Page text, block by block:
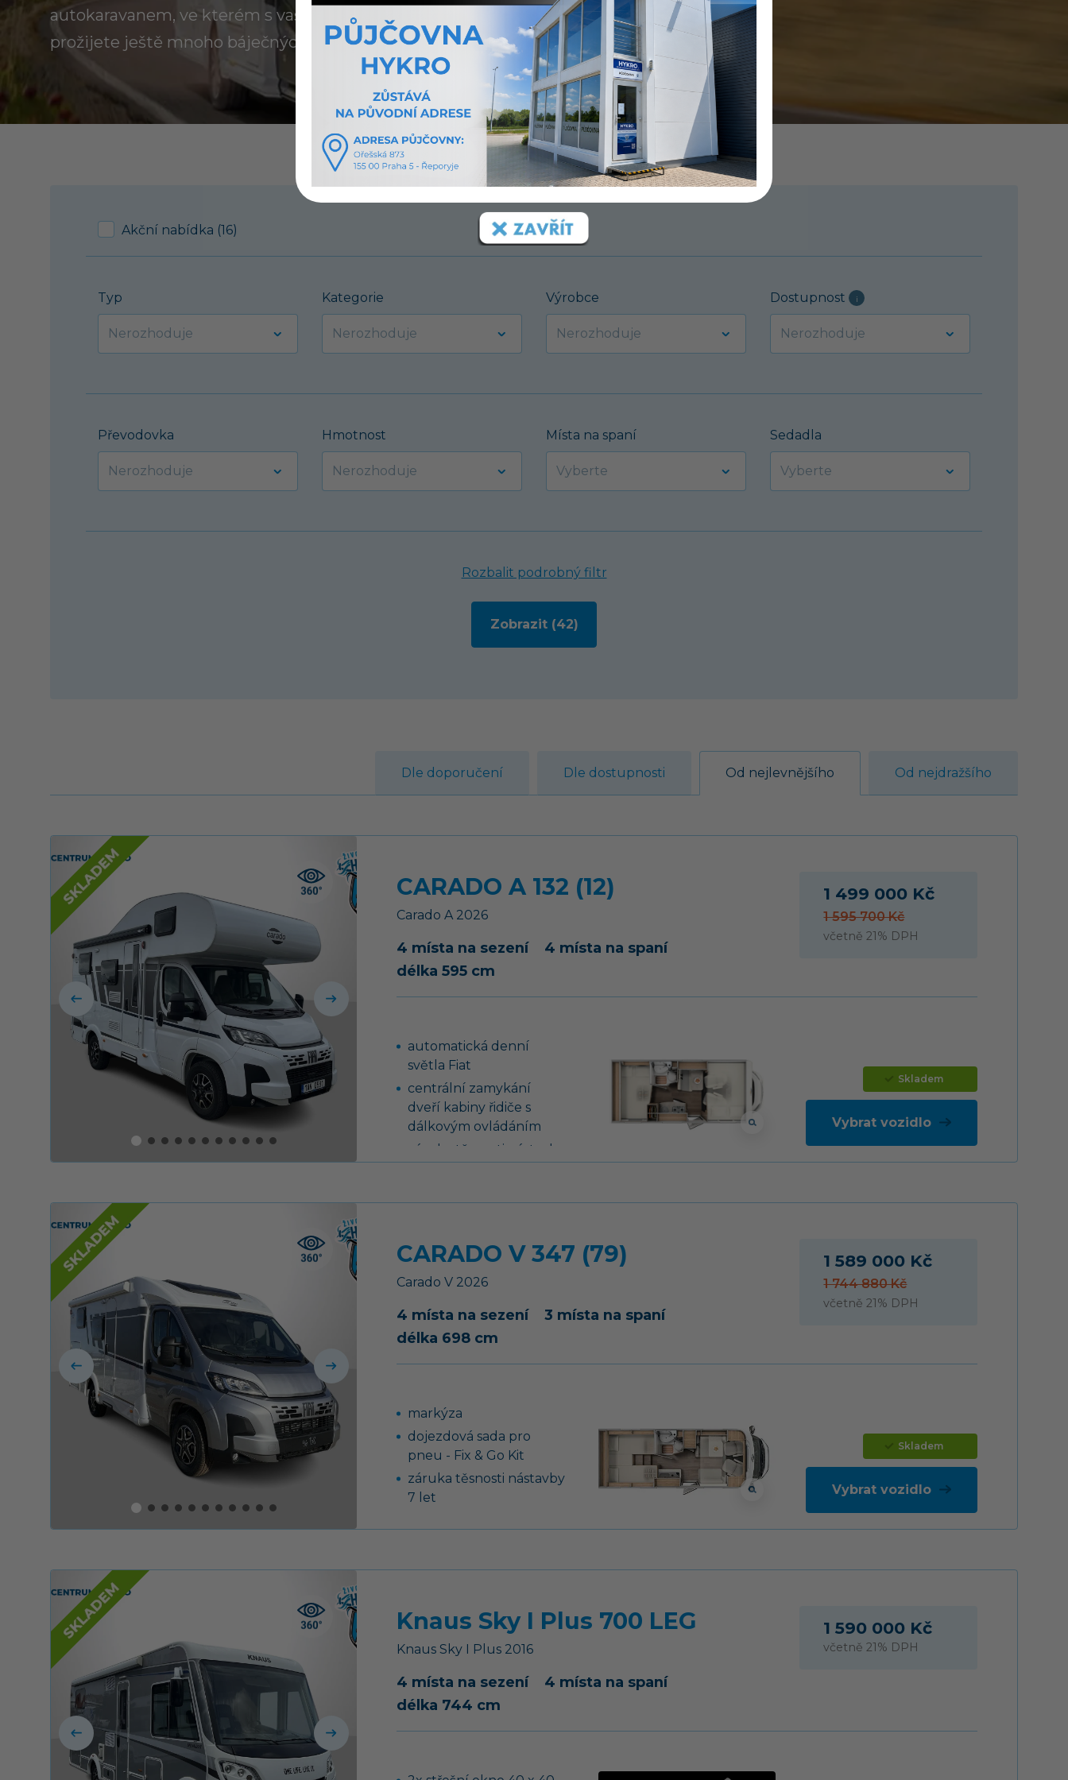
autokaravanem, ve kterém s vaší rodinou
prožijete ještě mnoho báječných dovolených.
Akční nabídka (16)
Typ Kategorie Výrobce Dostupnost i
Převodovka Hmotnost Místa na spaní Sedadla
Rozbalit podrobný filtr
Dle doporučení Dle dostupnosti Od nejlevnějšího Od nejdražšího
CARADO A 132 (12)
Carado A 2026
4 místa na sezení
4 místa na spaní
délka 595 cm
1 499 000 Kč
1 595 700 Kč
včetně 21% DPH
automatická denní
světla Fiat
centrální zamykání
dveří kabiny řidiče s
dálkovým ovládáním
záruka těsnosti nástavby
elektrický vstupní
hliníkového plechu
3. brzdové světlo
bezpečnostní síťka
Skladem
Vybrat vozidlo
CARADO V 347 (79)
Carado V 2026
4 místa na sezení
3 místa na spaní
délka 698 cm
1 589 000 Kč
1 744 880 Kč
včetně 21% DPH
markýza
dojezdová sada pro
pneu - Fix & Go Kit
záruka těsnosti nástavby
7 let
splachováním
barva kabiny Graphit
tempomat
motorová klimatizace
nádrž nafty 90 l
Skladem
Vybrat vozidlo
Knaus Sky I Plus 700 LEG
Knaus Sky I Plus 2016
4 místa na sezení
4 místa na spaní
délka 744 cm
1 590 000 Kč
včetně 21% DPH